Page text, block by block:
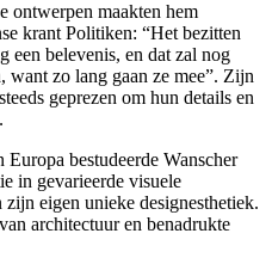
ontwerpen maakten hem
krant Politiken: “Het bezitten
een belevenis, en dat zal nog
want zo lang gaan ze mee”. Zijn
geprezen om hun details en
bestudeerde Wanscher
in gevarieerde visuele
eigen unieke designesthetiek.
architectuur en benadrukte